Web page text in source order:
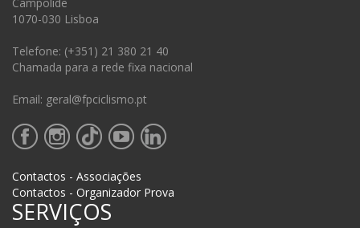
1070-030 Lisboa
Telefone: (+351) 21 380 21 40
Chamada para a rede fixa nacional
Email: geral@fpciclismo.pt
Contactos - Associações
Contactos - Organizador Prova
SERVIÇOS